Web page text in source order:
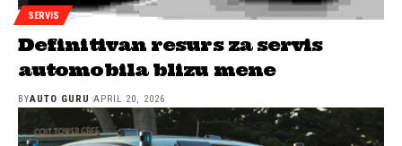
SERVIS
Definitivan resurs za servis
automobila blizu mene
BYAUTO GURU APRIL 20, 2026